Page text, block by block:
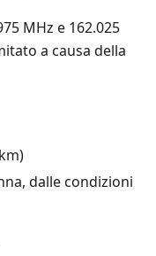
MHz e 162.025
a causa della
dalle condizioni